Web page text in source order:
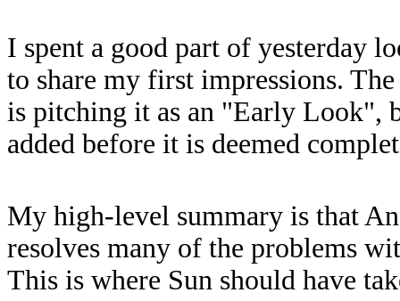
I spent a good part of yesterday
to share my first impressions.
is pitching it as an "Early Look",
added before it is deemed
My high-level summary is that
resolves many of the problems
This is where Sun should have